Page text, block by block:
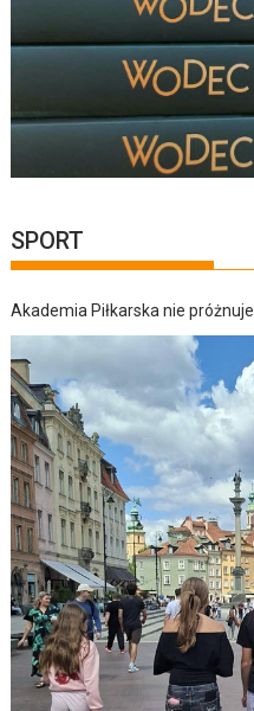
SPORT
Akademia Piłkarska nie próżnuje